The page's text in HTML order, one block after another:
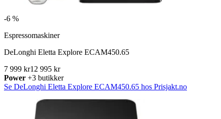
-6 %
Espressomaskiner
DeLonghi Eletta Explore ECAM450.65
7 999 kr12 995 kr
Power +3 butikker
Se DeLonghi Eletta Explore ECAM450.65 hos Prisjakt.no